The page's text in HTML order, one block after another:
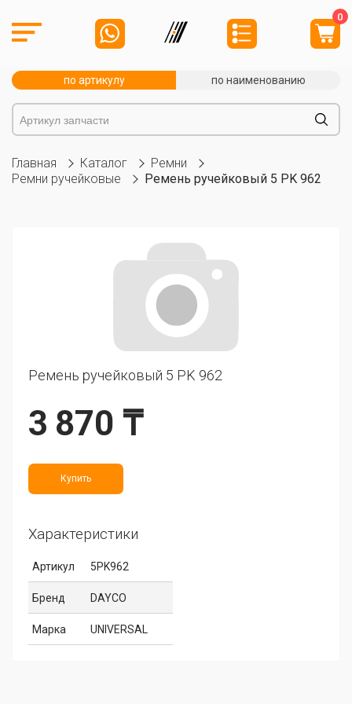
0
по артикулу по наименованию
Главная Каталог
Ремни
Ремни ручейковые
Ремень ручейковый 5 PK 962
Ремень ручейковый 5 PK 962
3 870 ₸
Купить
Характеристики
Артикул 5PK962
Бренд DAYCO
Марка UNIVERSAL